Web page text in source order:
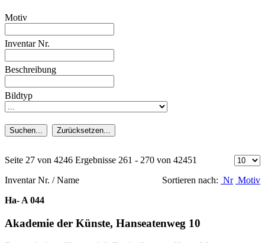
Motiv
Inventar Nr.
Beschreibung
Bildtyp
Suchen... Zurücksetzen...
Seite 27 von 4246 Ergebnisse 261 - 270 von 42451
Inventar Nr. / Name
Sortieren nach: Nr Motiv
Ha- A 044
Akademie der Künste, Hanseatenweg 10